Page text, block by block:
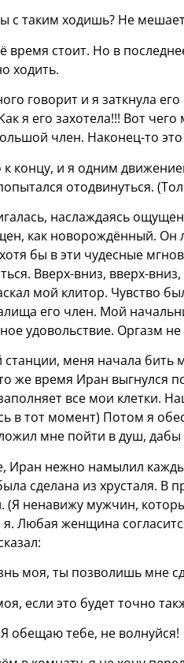
с таким ходишь? Не
время стоит. Но в
ходить.
говорит и я заткнула
я его захотела!!! Вот
член. Наконец-то
концу, и я одним
отодвинуться.
наслаждаясь
как новорождённый. Он
бы в эти чудесные
Вверх-вниз, вверх-
мой клитор. Чувство
его член. Мой
удовольствие. Оргазм не
меня начала бить
же время Иран выгнулся
все мои клетки.
в тот момент) Потом я
мне пойти в душ, дабы
Иран нежно намылил
сделана из хрусталя. В
ненавижу мужчин,
я. Любая женщина
моя, ты позволишь мне
если это будет точно
обещаю тебе, не волнуйся!